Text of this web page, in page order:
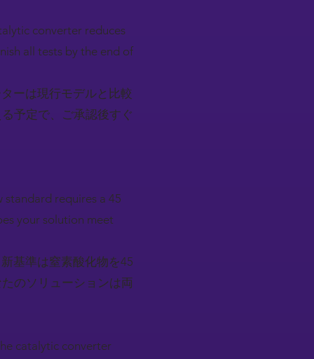
converter reduces
all tests by the end of
ーは現行モデルと比較
予定で、ご承認後すぐ
requires a 45
your solution meet
基準は窒素酸化物を45
のソリューションは両
catalytic converter